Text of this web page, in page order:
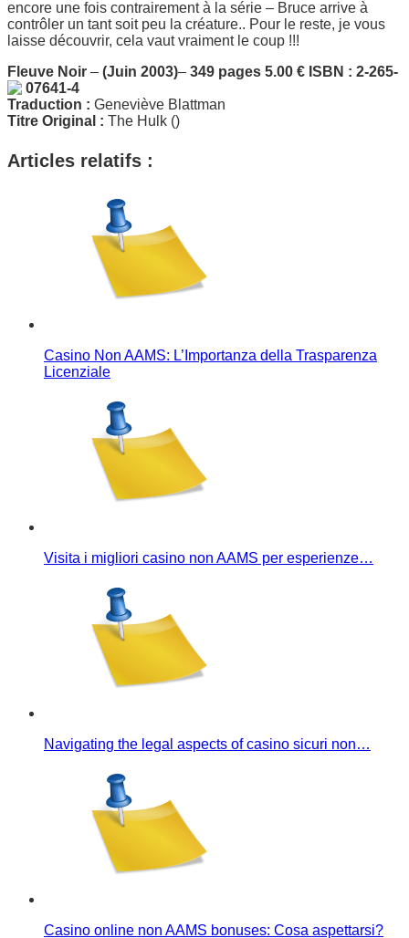
encore une fois contrairement à la série – Bruce arrive à
contrôler un tant soit peu la créature.. Pour le reste, je vous
laisse découvrir, cela vaut vraiment le coup !!!
Fleuve Noir – (Juin 2003)– 349 pages 5.00 € ISBN : 2-265-
07641-4
Traduction : Geneviève Blattman
Titre Original : The Hulk ()
Articles relatifs :
Casino Non AAMS: L’Importanza della Trasparenza
Licenziale
Visita i migliori casino non AAMS per esperienze…
Navigating the legal aspects of casino sicuri non…
Casino online non AAMS bonuses: Cosa aspettarsi?